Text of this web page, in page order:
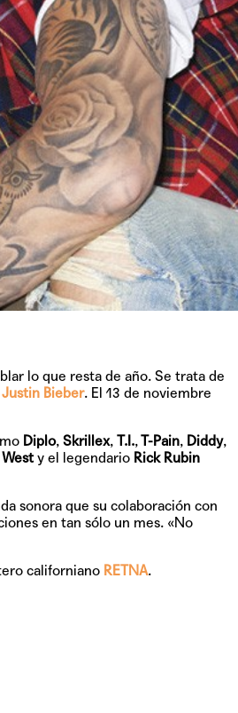
lo que resta de año. Se trata de
Justin Bieber. El 13 de noviembre
Diplo, Skrillex, T.I.,T-Pain, Diddy,
y el legendario Rick Rubin
sonora que su colaboración con
en tan sólo un mes. «No
californiano RETNA.